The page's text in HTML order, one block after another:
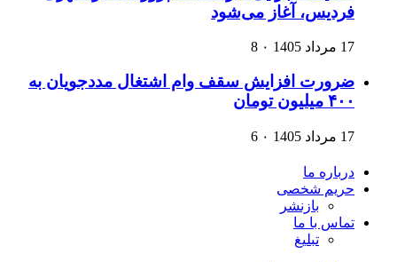
فردیس، آغاز می‌شود
17 مرداد 1405 ۰ 8
ضرورت افزایش سقف وام اشتغال مددجویان به
۴۰۰ میلیون تومان
17 مرداد 1405 ۰ 6
درباره ما
حریم شخصی
بازنشر
تماس با ما
تبلیغ